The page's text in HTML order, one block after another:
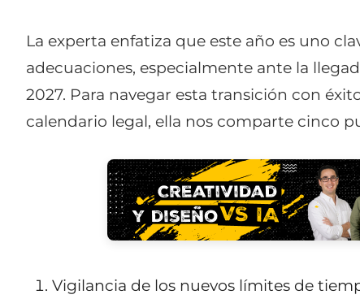
La experta enfatiza que este año es uno
adecuaciones, especialmente ante la
2027. Para navegar esta transición con
calendario legal, ella nos comparte cinco
Vigilancia de los nuevos límites de